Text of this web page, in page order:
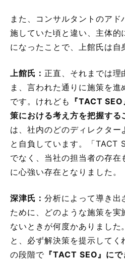
また、コンサルタントのア
施していた頃と違い、主体的
になったことで、上館氏は自
上館氏： 正直、それまでは理
ま、言われた通りに施策を
です。けれども 『TACT
策における考え方を把握する
は、社内のどのディレクター
と自負しています。「TACT
でなく、当社の担当者の存在
に心強い存在となりました。
深津氏： 分析によって導き出
ために、どのような施策を実
ないときが何度かありました
と、必ず解決策を提示してく
の段階で『TACT SEO』にで